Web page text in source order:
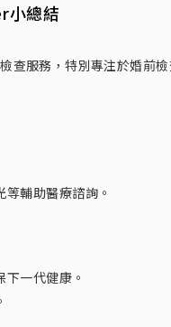
總結
查服務，特別專注於婚前檢
輔助醫療諮詢。
一代健康。